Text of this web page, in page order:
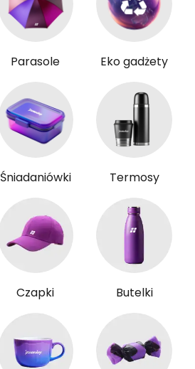
Parasole Eko gadżety
Śniadaniówki Termosy
Czapki Butelki